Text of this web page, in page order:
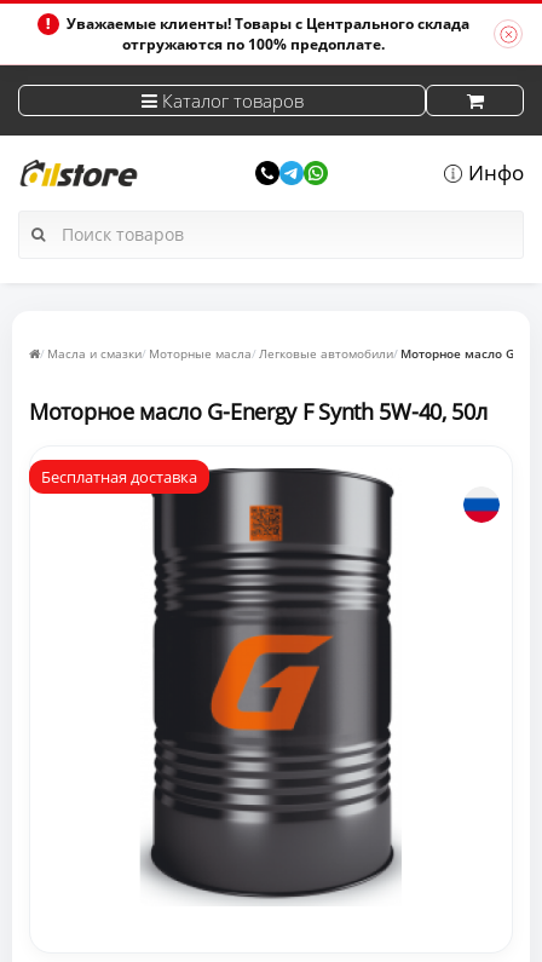
Уважаемые клиенты! Товары с Центрального склада
отгружаются по 100% предоплате.
Каталог товаров
Инфо
Масла и смазки Моторные масла Легковые автомобили Моторное масло G-
Моторное масло G-Energy F Synth 5W-40, 50л
Бесплатная доставка